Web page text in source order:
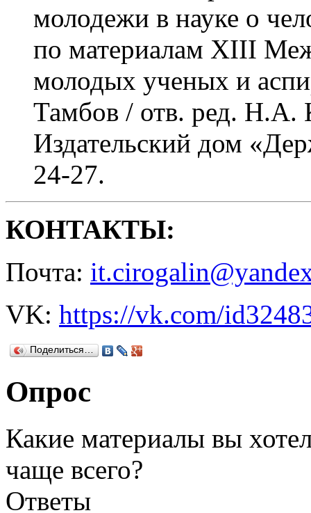
молодежи в науке о
по материалам XIII
молодых ученых и
Тамбов / отв. ред. Н.А.
Издательский дом
24-27.
КОНТАКТЫ:
Почта:
VK: https://vk.com/
Поделиться…
Опрос
Какие материалы вы
чаще всего?
Ответы